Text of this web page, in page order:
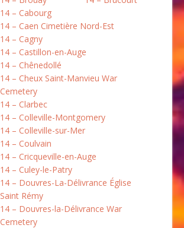
14 – Cabourg
14 – Caen Cimetière Nord-Est
14 – Cagny
14 – Castillon-en-Auge
14 – Chênedollé
14 – Cheux Saint-Manvieu War
Cemetery
14 – Clarbec
14 – Colleville-Montgomery
14 – Colleville-sur-Mer
14 – Coulvain
14 – Cricqueville-en-Auge
14 – Culey-le-Patry
14 – Douvres-La-Délivrance Église
Saint Rémy
14 – Douvres-la-Délivrance War
Cemetery